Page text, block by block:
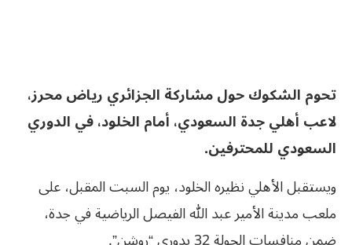
تحوم الشكوك حول مشاركة الجزائري رياض محرز،
لاعب أهلي جدة السعودي، أمام الخلود، في الدوري
السعودي للمحترفين.
ويستقبل الأهلي نظيره الخلود، يوم السبت المقبل، على
ملعب مدينة الأمير عبد الله الفيصل الرياضية في جدة،